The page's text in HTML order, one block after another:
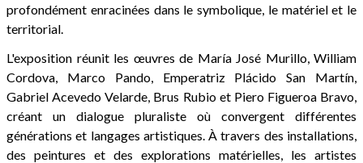
profondément enracinées dans le symbolique, le matériel et le
territorial.
L'exposition réunit les œuvres de María José Murillo, William
Cordova, Marco Pando, Emperatriz Plácido San Martín,
Gabriel Acevedo Velarde, Brus Rubio et Piero Figueroa Bravo,
créant un dialogue pluraliste où convergent différentes
générations et langages artistiques. À travers des installations,
des peintures et des explorations matérielles, les artistes